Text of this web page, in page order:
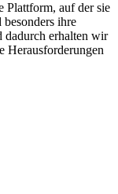
Plattform, auf der sie
ihre
dadurch erhalten wir
Herausforderungen